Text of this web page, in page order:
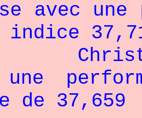
avec
indice
une
de 37,659